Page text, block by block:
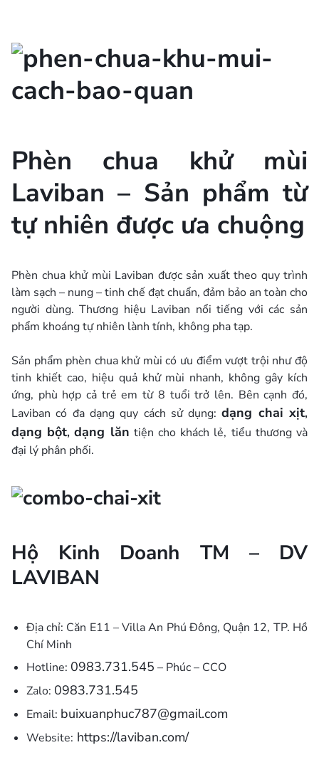
Phèn chua khử mùi
Laviban – Sản phẩm từ
tự nhiên được ưa chuộng
Phèn chua khử mùi Laviban được sản xuất theo quy trình
làm sạch – nung – tinh chế đạt chuẩn, đảm bảo an toàn cho
người dùng. Thương hiệu Laviban nổi tiếng với các sản
phẩm khoáng tự nhiên lành tính, không pha tạp.
Sản phẩm phèn chua khử mùi có ưu điểm vượt trội như độ
tinh khiết cao, hiệu quả khử mùi nhanh, không gây kích
ứng, phù hợp cả trẻ em từ 8 tuổi trở lên. Bên cạnh đó,
Laviban có đa dạng quy cách sử dụng:dạng chai xịt,
dạng bột,dạng lăn tiện cho khách lẻ, tiểu thương và
đại lý phân phối.
Hộ Kinh Doanh TM – DV
LAVIBAN
Địa chỉ: Căn E11 – Villa An Phú Đông, Quận 12, TP. Hồ
Chí Minh
Hotline: 0983.731.545 – Phúc – CCO
Zalo: 0983.731.545
Email: buixuanphuc787@gmail.com
Website: https://laviban.com/